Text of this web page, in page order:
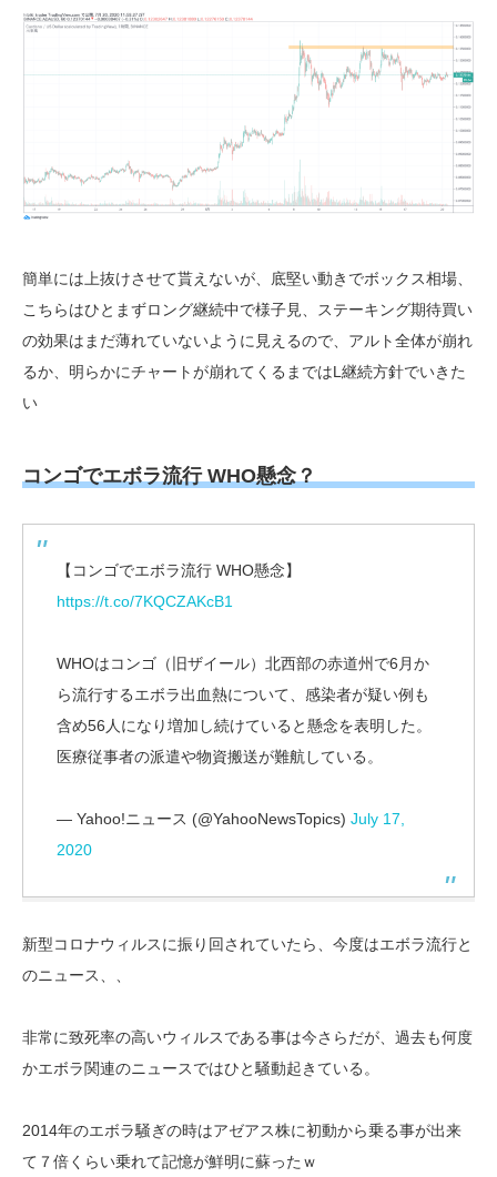
簡単には上抜けさせて貰えないが、底堅い動きでボックス相場、
こちらはひとまずロング継続中で様子見、ステーキング期待買い
の効果はまだ薄れていないように見えるので、アルト全体が崩れ
るか、明らかにチャートが崩れてくるまではL継続方針でいきた
い
コンゴでエボラ流行 WHO懸念？
【コンゴでエボラ流行 WHO懸念】
https://t.co/7KQCZAKcB1
WHOはコンゴ（旧ザイール）北西部の赤道州で6月か
ら流行するエボラ出血熱について、感染者が疑い例も
含め56人になり増加し続けていると懸念を表明した。
医療従事者の派遣や物資搬送が難航している。
— Yahoo!ニュース (@YahooNewsTopics) July 17,
2020
新型コロナウィルスに振り回されていたら、今度はエボラ流行と
のニュース、、
非常に致死率の高いウィルスである事は今さらだが、過去も何度
かエボラ関連のニュースではひと騒動起きている。
2014年のエボラ騒ぎの時はアゼアス株に初動から乗る事が出来
て７倍くらい乗れて記憶が鮮明に蘇ったｗ